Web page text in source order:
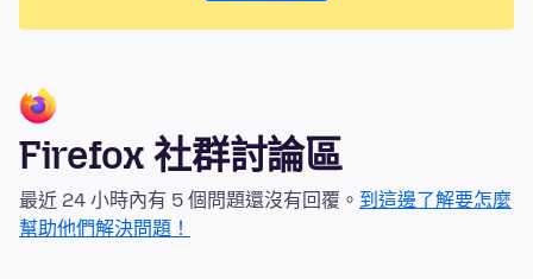
Firefox 社群討論區
最近 24 小時內有 5 個問題還沒有回覆。 到這邊了解要怎麼
幫助他們解決問題！